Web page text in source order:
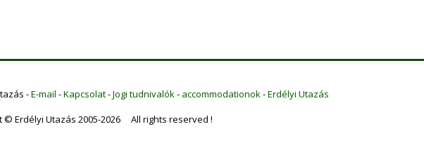
-E-mail -Kapcsolat-Jogi tudnivalók- accommodationok-Erdélyi Utazás
© Erdélyi Utazás 2005-2026 All rights reserved !